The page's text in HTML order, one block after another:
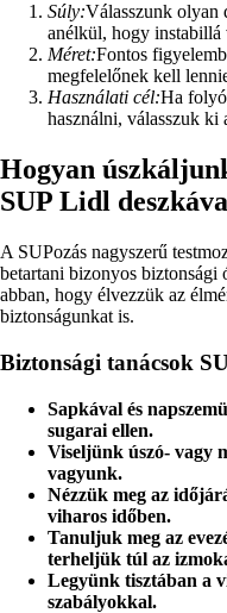
Súly:Válasszunk olyan
anélkül, hogy instabillá
Méret:Fontos
megfelelőnek kell
Használati cél:Ha
használni, válasszuk ki
Hogyan
SUP Lidl
A SUPozás nagyszerű
betartani bizonyos biztonsági
abban, hogy élvezzük az
biztonságunkat is.
Biztonsági tanácsok
Sapkával és
sugarai ellen.
Viseljünk úszó- vagy
vagyunk.
Nézzük meg az
viharos időben.
Tanuljuk meg az
terheljük túl az
Legyünk tisztában a
szabályokkal.